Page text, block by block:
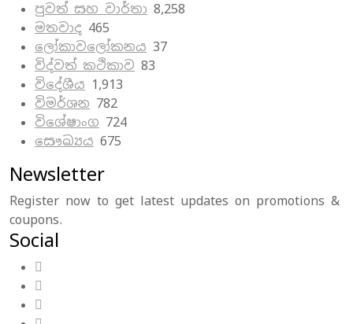
පුවත් සහ වාර්තා 8,258
මතවාද 465
ලෝකාවලෝකනය 37
විද්වත් කථිකාව 83
විදේශීය 1,913
විමර්ශන 782
විශේෂාංග 724
සෞඛ්‍යය 675
Newsletter
Register now to get latest updates on promotions &
coupons.
Social